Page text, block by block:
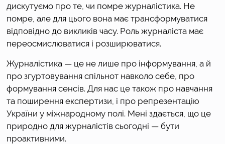
дискутуємо про те, чи помре журналістика. Не
помре, але для цього вона має трансформуватися
відповідно до викликів часу. Роль журналіста має
переосмислюватися і розширюватися.
Журналістика — це не лише про інформування, а й
про згуртовування спільнот навколо себе, про
формування сенсів. Для нас це також про навчання
та поширення експертизи, і про репрезентацію
України у міжнародному полі. Мені здається, що це
природно для журналістів сьогодні — бути
проактивними.